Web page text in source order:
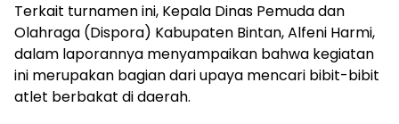
Terkait turnamen ini, Kepala Dinas Pemuda dan
Olahraga (Dispora) Kabupaten Bintan, Alfeni Harmi,
dalam laporannya menyampaikan bahwa kegiatan
ini merupakan bagian dari upaya mencari bibit-bibit
atlet berbakat di daerah.